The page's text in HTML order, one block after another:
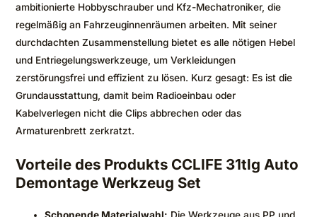
ambitionierte Hobbyschrauber und Kfz-Mechatroniker, die
regelmäßig an Fahrzeuginnenräumen arbeiten. Mit seiner
durchdachten Zusammenstellung bietet es alle nötigen Hebel
und Entriegelungswerkzeuge, um Verkleidungen
zerstörungsfrei und effizient zu lösen. Kurz gesagt: Es ist die
Grundausstattung, damit beim Radioeinbau oder
Kabelverlegen nicht die Clips abbrechen oder das
Armaturenbrett zerkratzt.
Vorteile des Produkts CCLIFE 31tlg Auto
Demontage Werkzeug Set
Schonende Materialwahl: Die Werkzeuge aus PP und